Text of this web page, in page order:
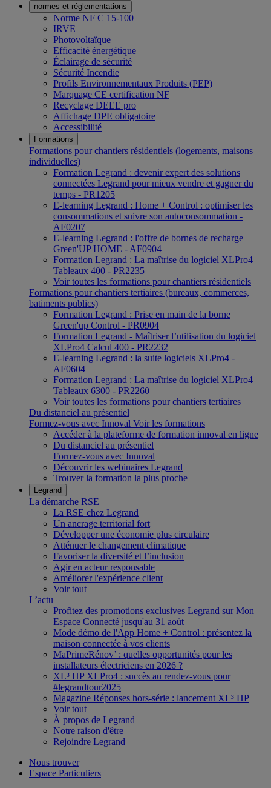
normes et réglementations
Norme NF C 15-100
IRVE
Photovoltaïque
Efficacité énergétique
Éclairage de sécurité
Sécurité Incendie
Profils Environnementaux Produits (PEP)
Marquage CE certification NF
Recyclage DEEE pro
Affichage DPE obligatoire
Accessibilité
Formations
Formations pour chantiers résidentiels (logements, maisons
individuelles)
Formation Legrand : devenir expert des solutions
connectées Legrand pour mieux vendre et gagner du
temps - PR1205
E-learning Legrand : Home + Control : optimiser les
consommations et suivre son autoconsommation -
AF0207
E-learning Legrand : l'offre de bornes de recharge
Green'UP HOME - AF0904
Formation Legrand : La maîtrise du logiciel XLPro4
Tableaux 400 - PR2235
Voir toutes les formations pour chantiers résidentiels
Formations pour chantiers tertiaires (bureaux, commerces,
batiments publics)
Formation Legrand : Prise en main de la borne
Green'up Control - PR0904
Formation Legrand - Maîtriser l’utilisation du logiciel
XLPro4 Calcul 400 - PR2232
E-learning Legrand : la suite logiciels XLPro4 -
AF0604
Formation Legrand : La maîtrise du logiciel XLPro4
Tableaux 6300 - PR2260
Voir toutes les formations pour chantiers tertiaires
Du distanciel au présentiel
Formez-vous avec Innoval Voir les formations
Accéder à la plateforme de formation innoval en ligne
Du distanciel au présentiel
Formez-vous avec Innoval
Découvrir les webinaires Legrand
Trouver la formation la plus proche
Legrand
La démarche RSE
La RSE chez Legrand
Un ancrage territorial fort
Développer une économie plus circulaire
Atténuer le changement climatique
Favoriser la diversité et l’inclusion
Agir en acteur responsable
Améliorer l'expérience client
Voir tout
L’actu
Profitez des promotions exclusives Legrand sur Mon
Espace Connecté jusqu'au 31 août
Mode démo de l'App Home + Control : présentez la
maison connectée à vos clients
MaPrimeRénov’ : quelles opportunités pour les
installateurs électriciens en 2026 ?
XL³ HP XLPro4 : succès au rendez-vous pour
#legrandtour2025
Magazine Réponses hors-série : lancement XL³ HP
Voir tout
À propos de Legrand
Notre raison d'être
Rejoindre Legrand
Nous trouver
Espace Particuliers